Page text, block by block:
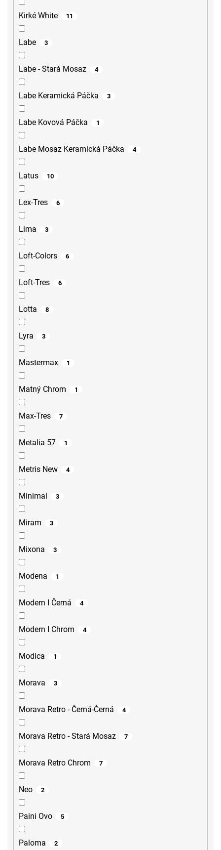
Kirké White 11
Labe 3
Labe - Stará Mosaz 4
Labe Keramická Páčka 3
Labe Kovová Páčka 1
Labe Mosaz Keramická Páčka 4
Latus 10
Lex-Tres 6
Lima 3
Loft-Colors 6
Loft-Tres 6
Lotta 8
Lyra 3
Mastermax 1
Matný Chrom 1
Max-Tres 7
Metalia 57 1
Metris New 4
Minimal 3
Miram 3
Mixona 3
Modena 1
Modern I Černá 4
Modern I Chrom 4
Modica 1
Morava 3
Morava Retro - Černá-Černá 4
Morava Retro - Stará Mosaz 7
Morava Retro Chrom 7
Neo 2
Paini Ovo 5
Paloma 2